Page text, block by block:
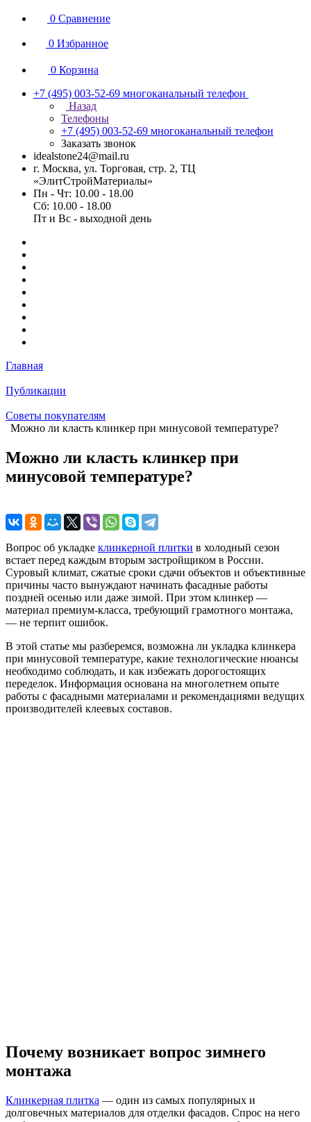
0 Сравнение
0 Избранное
0 Корзина
+7 (495) 003-52-69 многоканальный телефон
Назад
Телефоны
+7 (495) 003-52-69 многоканальный телефон
Заказать звонок
idealstone24@mail.ru
г. Москва, ул. Торговая, стр. 2, ТЦ
«ЭлитСтройМатериалы»
Пн - Чт: 10.00 - 18.00
Сб: 10.00 - 18.00
Пт и Вс - выходной день
Главная
Публикации
Советы покупателям
Можно ли класть клинкер при минусовой температуре?
Можно ли класть клинкер при
минусовой температуре?
Вопрос об укладке клинкерной плитки в холодный сезон
встает перед каждым вторым застройщиком в России.
Суровый климат, сжатые сроки сдачи объектов и объективные
причины часто вынуждают начинать фасадные работы
поздней осенью или даже зимой. При этом клинкер —
материал премиум-класса, требующий грамотного монтажа,
— не терпит ошибок.
В этой статье мы разберемся, возможна ли укладка клинкера
при минусовой температуре, какие технологические нюансы
необходимо соблюдать, и как избежать дорогостоящих
переделок. Информация основана на многолетнем опыте
работы с фасадными материалами и рекомендациями ведущих
производителей клеевых составов.
Почему возникает вопрос зимнего
монтажа
Клинкерная плитка — один из самых популярных и
долговечных материалов для отделки фасадов. Спрос на него